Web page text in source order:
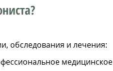
обследования и лечения:
медицинское